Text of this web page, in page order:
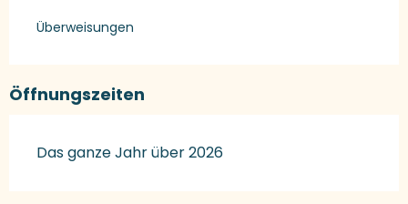
Überweisungen
Öffnungszeiten
Das ganze Jahr über 2026